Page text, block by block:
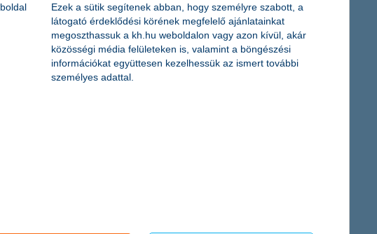
Ezek a sütik segítenek abban, hogy személyre szabott, a
látogató érdeklődési körének megfelelő ajánlatainkat
megoszthassuk a kh.hu weboldalon vagy azon kívül, akár
közösségi média felületeken is, valamint a böngészési
információkat együttesen kezelhessük az ismert további
személyes adattal.